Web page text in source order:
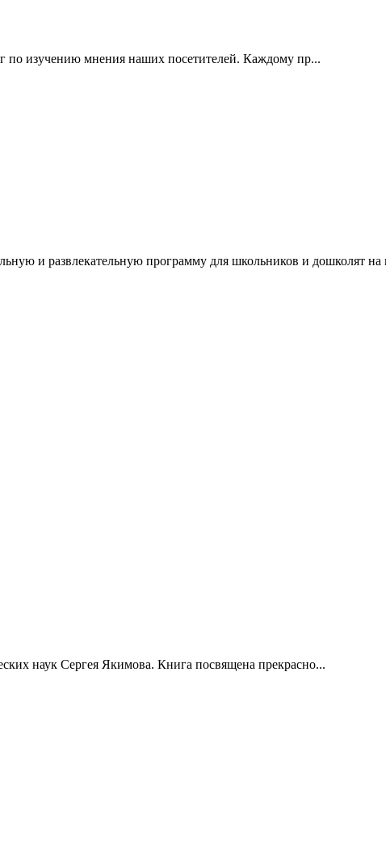
по изучению мнения наших посетителей. Каждому пр...
и развлекательную программу для школьников и дошколят на
наук Сергея Якимова. Книга посвящена прекрасно...